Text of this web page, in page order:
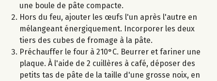
une boule de pâte compacte.
Hors du feu, ajouter les œufs l'un après l'autre en
mélangeant énergiquement. Incorporer les deux
tiers des cubes de fromage à la pâte.
Préchauffer le four à 210°C. Beurrer et fariner une
plaque. À l'aide de 2 cuillères à café, déposer des
petits tas de pâte de la taille d'une grosse noix, en